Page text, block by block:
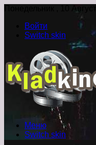
Понедельник , 10 Август
Войти
Switch skin
Меню
Switch skin